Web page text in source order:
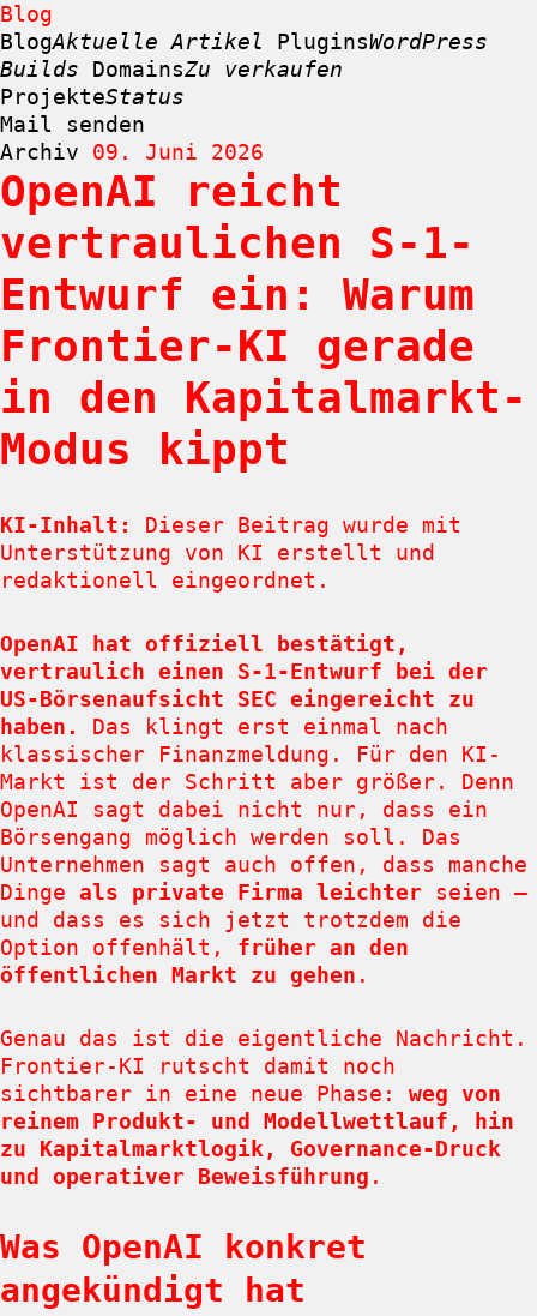
Blog
BlogAktuelle Artikel PluginsWordPress
Builds
DomainsZu verkaufen
ProjekteStatus
Mail senden
Zum
Inhalt
springen
Archiv 09. Juni 2026
OpenAI reicht
vertraulichen S-1-
Entwurf ein: Warum
Frontier-KI gerade
in den Kapitalmarkt-
Modus kippt
KI-Inhalt:
Dieser Beitrag wurde mit
Unterstützung von KI erstellt und
redaktionell eingeordnet.
OpenAI hat offiziell bestätigt,
vertraulich einen S-1-Entwurf bei der
US-Börsenaufsicht SEC eingereicht zu
haben.
Das klingt erst einmal nach
klassischer Finanzmeldung. Für den KI-
Markt ist der Schritt aber größer. Denn
OpenAI sagt dabei nicht nur, dass ein
Börsengang möglich werden soll. Das
Unternehmen sagt auch offen, dass manche
Dinge als private Firma leichter seien –
und dass es sich jetzt trotzdem die
Option offenhält, früher an den
öffentlichen Markt zu gehen .
Genau das ist die eigentliche Nachricht.
Frontier-KI rutscht damit noch
sichtbarer in eine neue Phase: weg von
reinem Produkt- und Modellwettlauf, hin
zu Kapitalmarktlogik, Governance-Druck
und operativer Beweisführung .
Was OpenAI konkret
angekündigt hat